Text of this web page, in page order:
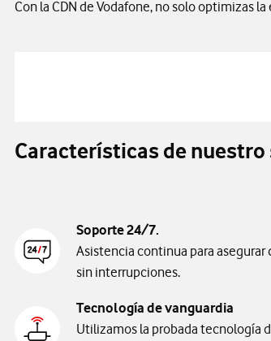
Con la CDN de Vodafone, no solo optimizas
Características de nuestro
Soporte 24/7.
Asistencia continua para
sin interrupciones.
Tecnología de vanguardia
Utilizamos la probada tecnología